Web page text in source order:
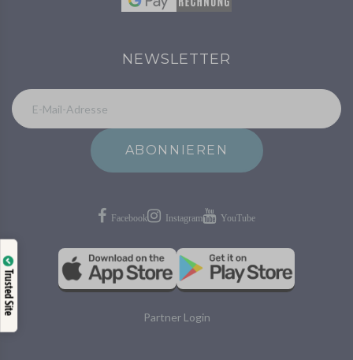
NEWSLETTER
ABONNIEREN
Partner Login
Trusted Site